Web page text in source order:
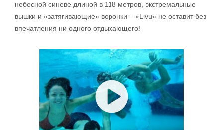
небесной синеве длиной в 118 метров, экстремальные
вышки и «затягивающие» воронки – «Livu» не оставит без
впечатления ни одного отдыхающего!